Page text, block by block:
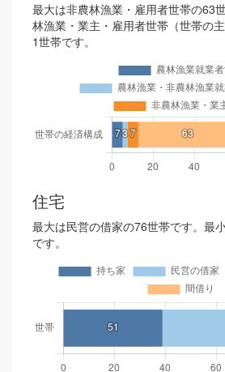
最大は非農林漁業・雇用者世帯の63
林漁業・業主・雇用者世帯（世帯の
1世帯です。
住宅
最大は民営の借家の76世帯です。最
です。